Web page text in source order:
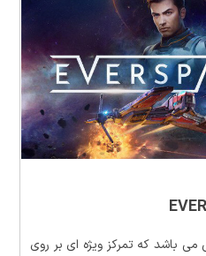
باشد که تمرکز ویژه ای بر روی